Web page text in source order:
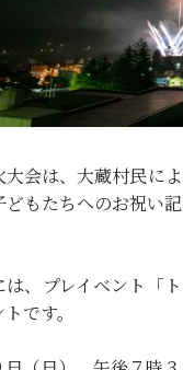
会は、大蔵村民に
もたちへのお祝い
、プレイベント「
です。